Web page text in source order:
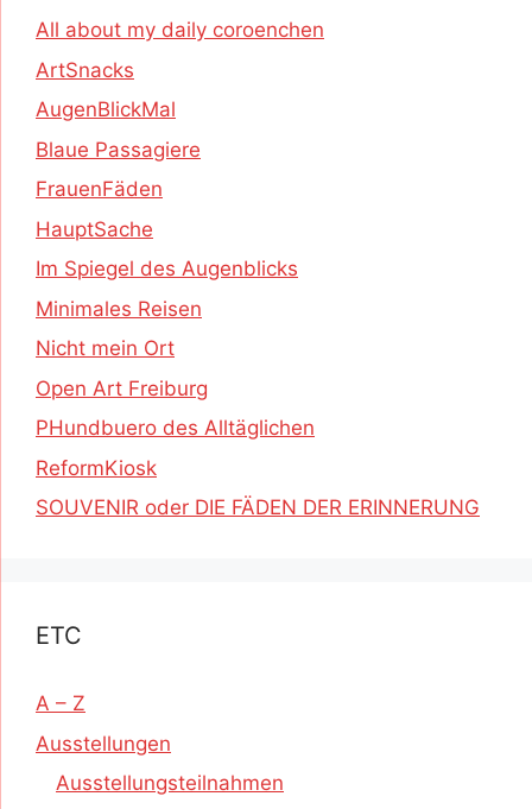
All about my daily coroenchen
ArtSnacks
AugenBlickMal
Blaue Passagiere
FrauenFäden
HauptSache
Im Spiegel des Augenblicks
Minimales Reisen
Nicht mein Ort
Open Art Freiburg
PHundbuero des Alltäglichen
ReformKiosk
SOUVENIR oder DIE FÄDEN DER ERINNERUNG
ETC
A – Z
Ausstellungen
Ausstellungsteilnahmen